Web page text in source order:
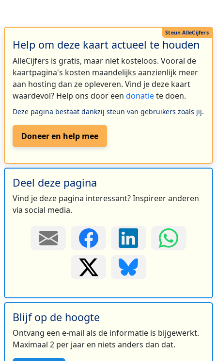
Help om deze kaart actueel te houden
AlleCijfers is gratis, maar niet kosteloos. Vooral de
kaartpagina's kosten maandelijks aanzienlijk meer
aan hosting dan ze opleveren. Vind je deze kaart
waardevol? Help ons door een donatiete doen.
Deze pagina bestaat dankzij steun van gebruikers zoals jij.
Doneer en help mee
Deel deze pagina
Vind je deze pagina interessant? Inspireer anderen
via social media.
Blijf op de hoogte
Ontvang een e-mail als de informatie is bijgewerkt.
Maximaal 2 per jaar en niets anders dan dat.